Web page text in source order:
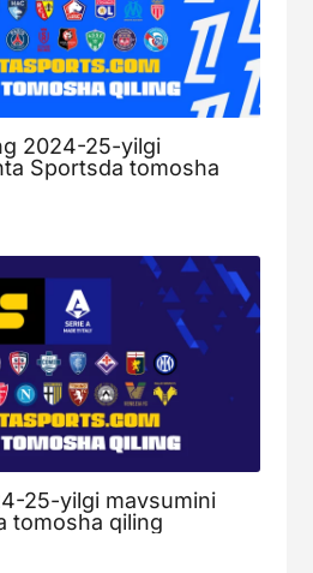
2024-25-yilgi
Sportsda tomosha
25-yilgi mavsumini
tomosha qiling